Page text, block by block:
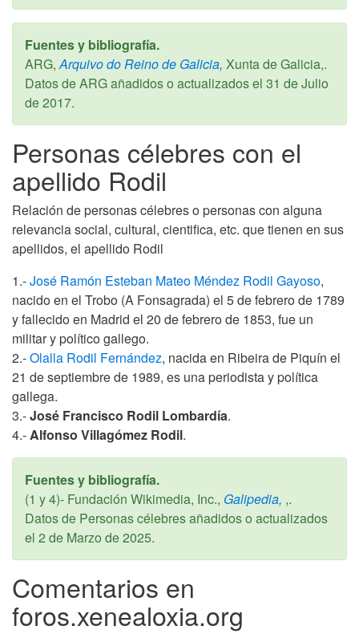
Fuentes y bibliografía.
ARG, Arquivo do Reino de Galicia, Xunta de Galicia,.
Datos de ARG añadidos o actualizados el 31 de Julio
de 2017.
Personas célebres con el
apellido Rodil
Relación de personas célebres o personas con alguna
relevancia social, cultural, cientifica, etc. que tienen en sus
apellidos, el apellido Rodil
1.-José Ramón Esteban Mateo Méndez Rodil Gayoso,
nacido en el Trobo (A Fonsagrada) el 5 de febrero de 1789
y fallecido en Madrid el 20 de febrero de 1853, fue un
militar y político gallego.
2.-Olalla Rodil Fernández, nacida en Ribeira de Piquín el
21 de septiembre de 1989, es una periodista y política
gallega.
3.-José Francisco Rodil Lombardía.
4.- Alfonso Villagómez Rodil.
Fuentes y bibliografía.
(1 y 4)- Fundación Wikimedia, Inc., Galipedia, ,.
Datos de Personas célebres añadidos o actualizados
el 2 de Marzo de 2025.
Comentarios en
foros.xenealoxia.org